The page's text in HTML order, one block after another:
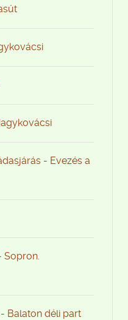
- Evezés a
Sopron.
Balaton déli part